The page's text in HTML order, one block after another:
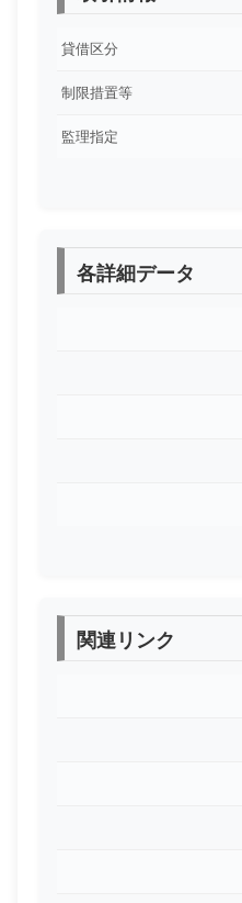
貸借区分
制限措置等
監理指定
各詳細データ
関連リンク